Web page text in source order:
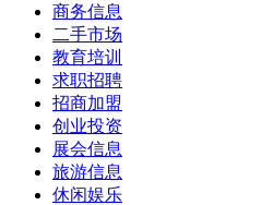
商务信息
二手市场
教育培训
求职招聘
招商加盟
创业投资
展会信息
旅游信息
休闲娱乐